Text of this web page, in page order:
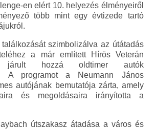
en elért 10. helyezés élményeiről
több mint egy évtizede tartó
szimbolizálva az útátadás
a már említett Hírös Veterán
járult hozzá oldtimer autók
A programot a Neumann János
autójának bemutatója zárta, amely
és megoldásaira irányította a
útszakasz átadása a város és